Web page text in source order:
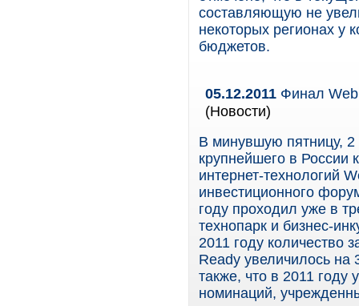
составляющую не
некоторых регионах у
бюджетов.
05.12.2011 Финал
(Новости)
В минувшую пятницу, 2
крупнейшего в России
интернет-технологий
инвестиционного
году проходил уже в
технопарк и бизнес-
2011 году количество
Ready увеличилось
также, что в 2011 году
номинаций,